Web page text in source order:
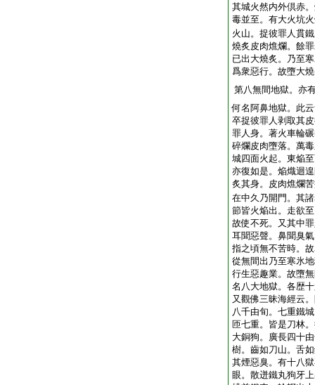
其城火然内外倶赤
毒並至。有大火坑
火山。捉彼罪人貫
燒炙皮肉燋爛。餘
已出大燒炙。乃至
爲衆惡行。故墮大
第八無間地獄。亦
何名阿鼻地獄。此
卒捉彼罪人剥取其
罪人身。著火車輪
碎爛皮肉墮落。萬
城四面火起。東焔
亦復如是。焔熾迴
炙其身。皮肉燋爛
在中久乃開門。其
節皆火焔出。走欲
故使不死。又其中
耳聞惡聲。鼻聞臭
指之頃無不苦時。
從無間出乃至寒氷
行生惡趣業。故墮
名八大地獄。各歴
又觀佛三昧海經云
八千由旬。七重鐵
匝七重。皆是刀林
大銅狗。廣長四十
樹。齒如刀山。舌
其煙惡臭。有十八
眼。散迸鐵丸狗牙